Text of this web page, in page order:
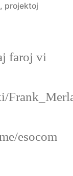
, projektoj
faroj vi
esocom